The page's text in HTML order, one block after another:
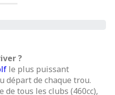
?
le plus puissant
de chaque trou.
de tous les clubs (460cc),